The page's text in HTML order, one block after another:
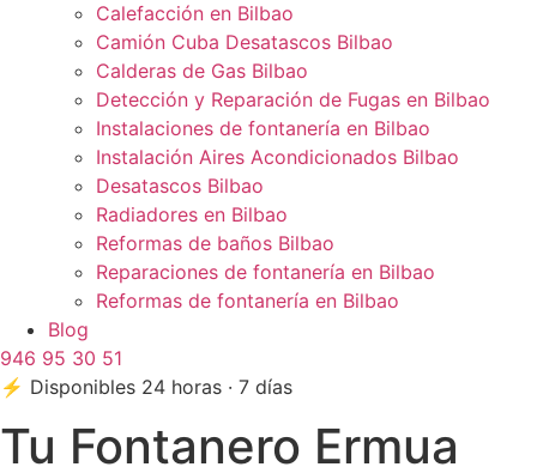
Calefacción en Bilbao
Camión Cuba Desatascos Bilbao
Calderas de Gas Bilbao
Detección y Reparación de Fugas en Bilbao
Instalaciones de fontanería en Bilbao
Instalación Aires Acondicionados Bilbao
Desatascos Bilbao
Radiadores en Bilbao
Reformas de baños Bilbao
Reparaciones de fontanería en Bilbao
Reformas de fontanería en Bilbao
Blog
946 95 30 51
⚡ Disponibles 24 horas · 7 días
Tu Fontanero Ermua